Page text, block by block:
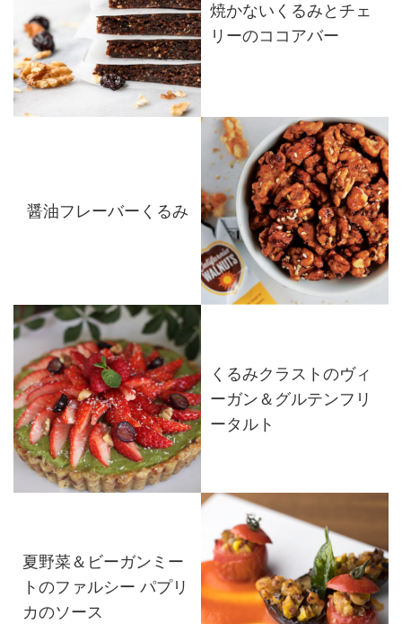
焼かないくるみとチェ
リーのココアバー
醤油フレーバーくるみ
くるみクラストのヴィ
ーガン＆グルテンフリ
ータルト
夏野菜＆ビーガンミー
トのファルシー パプリ
カのソース